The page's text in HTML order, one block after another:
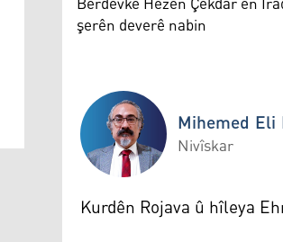
şerên deverê nabin
Mihemed Eli Destmalî
Mihemed
Nivîskar
Kurdên Rojava û hîleya